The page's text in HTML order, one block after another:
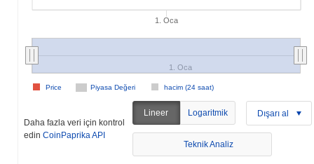
1. Oca
Piyasa Değeri hacim (24 saat)
Price
1. Oca
Daha fazla veri için kontrol
edin CoinPaprika API
Lineer Logaritmik Dışarı al
Teknik Analiz